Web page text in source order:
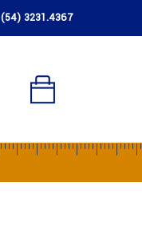
(54) 3231.4367